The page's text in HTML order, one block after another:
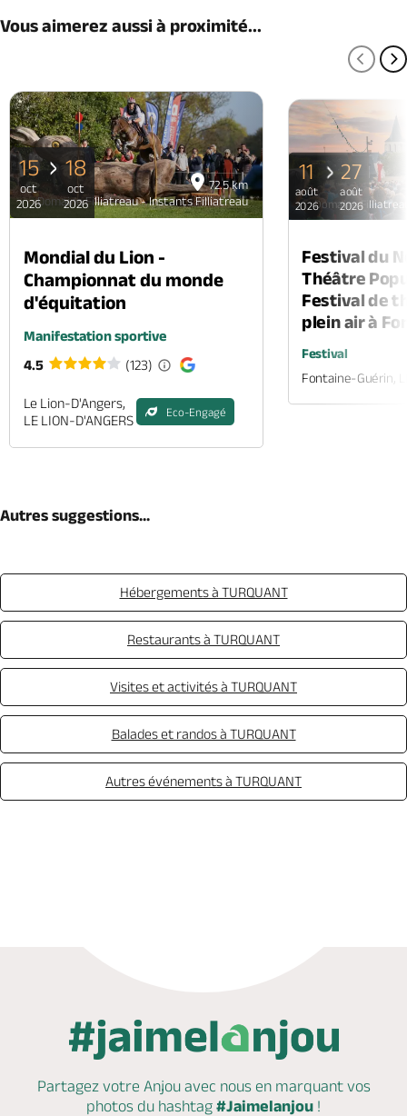
Vous aimerez aussi à proximité...
72.5 km
Domaine Filliatreau - Instants Filliatreau
15
oct
2026
18
oct
2026
Mondial du Lion -
Championnat du monde
d'équitation
Manifestation sportive
4.5
(123)
Le Lion-D'Angers,
LE LION-D'ANGERS
Eco-Engagé
Domaine
11
août
2026
27
août
2026
Festival du
Théâtre
Festival de
plein air à
Festival
Fontaine-Guérin,
Autres suggestions...
Hébergements à TURQUANT
Restaurants à TURQUANT
Visites et activités à TURQUANT
Balades et randos à TURQUANT
Autres événements à TURQUANT
Partagez votre Anjou avec nous en marquantvos
photos du hashtag #Jaimelanjou !